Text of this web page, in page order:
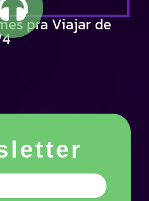
pra Viajar de